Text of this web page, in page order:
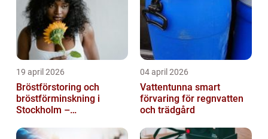
19 april 2026
Bröstförstoring och
bröstförminskning i
Stockholm –
04 april 2026
Vattentunna smart
förvaring för regnvatten
och trädgård